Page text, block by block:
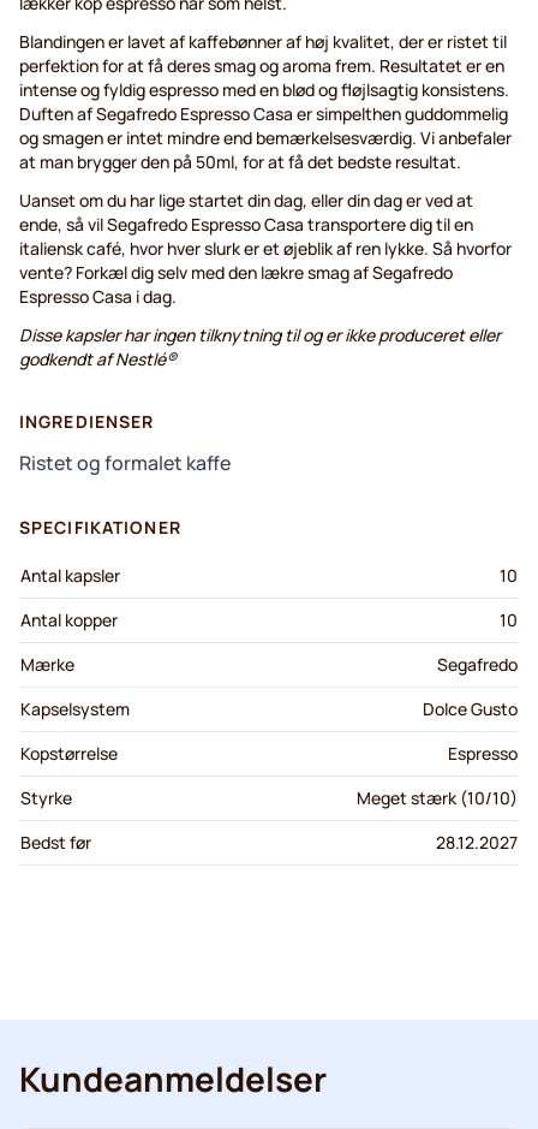
Blandingen er lavet af kaffebønner af høj kvalitet, der er ristet til
perfektion for at få deres smag og aroma frem. Resultatet er en
intense og fyldig espresso med en blød og fløjlsagtig konsistens.
Duften af Segafredo Espresso Casa er simpelthen guddommelig
og smagen er intet mindre end bemærkelsesværdig. Vi anbefaler
at man brygger den på 50ml, for at få det bedste resultat.
Uanset om du har lige startet din dag, eller din dag er ved at
ende, så vil Segafredo Espresso Casa transportere dig til en
italiensk café, hvor hver slurk er et øjeblik af ren lykke. Så hvorfor
vente? Forkæl dig selv med den lækre smag af Segafredo
Espresso Casa i dag.
Disse kapsler har ingen tilknytning til og er ikke produceret eller
godkendt af Nestlé®
INGREDIENSER
Ristet og formalet kaffe
SPECIFIKATIONER
Antal kapsler
10
Antal kopper
10
Mærke
Segafredo
Kapselsystem
Dolce Gusto
Kopstørrelse
Espresso
Styrke
Meget stærk (10/10)
Bedst før
28.12.2027
Kundeanmeldelser